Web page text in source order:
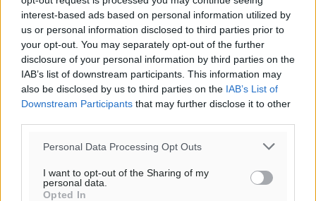
interest-based ads based on personal information utilized by
us or personal information disclosed to third parties prior to
your opt-out. You may separately opt-out of the further
disclosure of your personal information by third parties on the
IAB’s list of downstream participants. This information may
also be disclosed by us to third parties on the IAB’s List of
Downstream Participants that may further disclose it to other
Personal Data Processing Opt Outs
I want to opt-out of the Sharing of my
personal data.
Opted In
Ροή ειδήσεων